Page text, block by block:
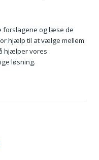
forslagene og læse de
hjælp til at vælge mellem
hjælper vores
løsning.